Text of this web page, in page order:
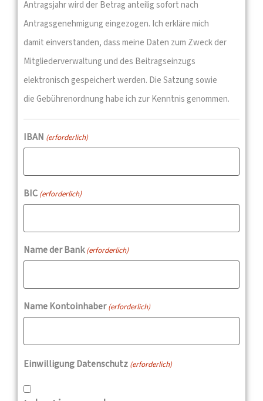
Antragsjahr wird der Betrag anteilig sofort nach
Antragsgenehmigung eingezogen. Ich erkläre mich
damit einverstanden, dass meine Daten zum Zweck der
Mitgliederverwaltung und des Beitragseinzugs
elektronisch gespeichert werden. Die Satzung sowie
die Gebührenordnung habe ich zur Kenntnis genommen.
IBAN (erforderlich)
BIC (erforderlich)
Name der Bank (erforderlich)
Name Kontoinhaber (erforderlich)
Einwilligung Datenschutz (erforderlich)